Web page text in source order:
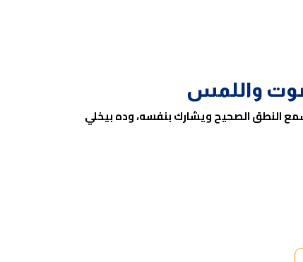
واللمس
النطق الصحيح ويشارك بنفسه، وده بيخلي